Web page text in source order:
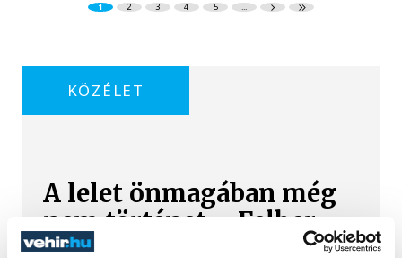
1 2 3 4 5 ...
KÖZÉLET
A lelet önmagában még
nem történet – Felber
Zsombor régész a föld